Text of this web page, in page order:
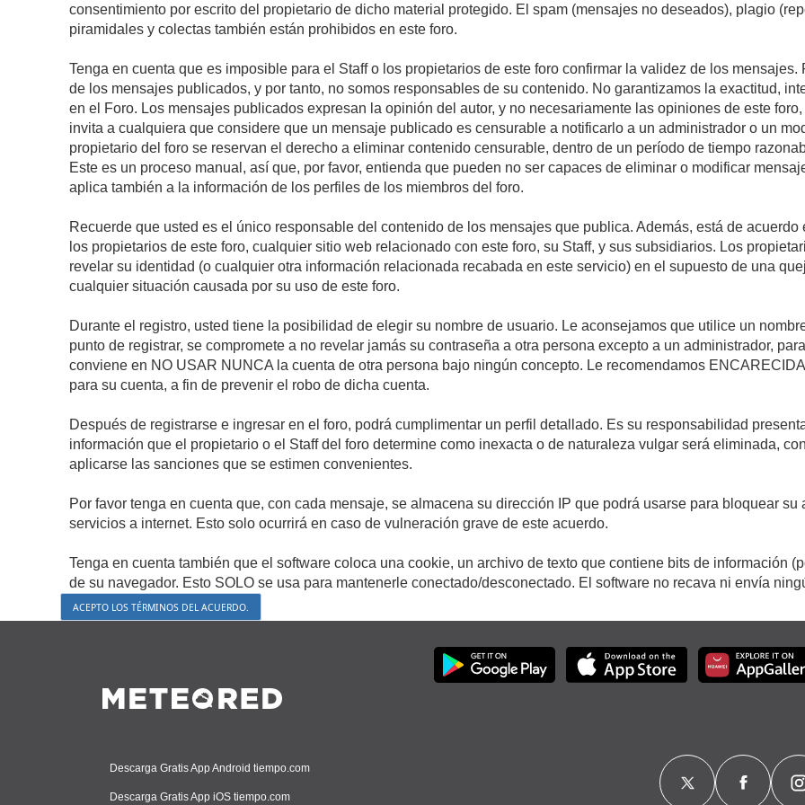
consentimiento por escrito del propietario de dicho material protegido. El spam (mensajes no deseados), plagio
piramidales y colectas también están prohibidos en este foro.
Tenga en cuenta que es imposible para el Staff o los propietarios de este foro confirmar la validez de los
de los mensajes publicados, y por tanto, no somos responsables de su contenido. No garantizamos la exactitud,
en el Foro. Los mensajes publicados expresan la opinión del autor, y no necesariamente las opiniones de este
invita a cualquiera que considere que un mensaje publicado es censurable a notificarlo a un administrador o un
propietario del foro se reservan el derecho a eliminar contenido censurable, dentro de un período de tiempo
Este es un proceso manual, así que, por favor, entienda que pueden no ser capaces de eliminar o modificar
aplica también a la información de los perfiles de los miembros del foro.
Recuerde que usted es el único responsable del contenido de los mensajes que publica. Además, está de
los propietarios de este foro, cualquier sitio web relacionado con este foro, su Staff, y sus subsidiarios. Los
revelar su identidad (o cualquier otra información relacionada recabada en este servicio) en el supuesto de una
cualquier situación causada por su uso de este foro.
Durante el registro, usted tiene la posibilidad de elegir su nombre de usuario. Le aconsejamos que utilice un
punto de registrar, se compromete a no revelar jamás su contraseña a otra persona excepto a un administrador,
conviene en NO USAR NUNCA la cuenta de otra persona bajo ningún concepto. Le recomendamos
para su cuenta, a fin de prevenir el robo de dicha cuenta.
Después de registrarse e ingresar en el foro, podrá cumplimentar un perfil detallado. Es su responsabilidad
información que el propietario o el Staff del foro determine como inexacta o de naturaleza vulgar será eliminada,
aplicarse las sanciones que se estimen convenientes.
Por favor tenga en cuenta que, con cada mensaje, se almacena su dirección IP que podrá usarse para bloquear
servicios a internet. Esto solo ocurrirá en caso de vulneración grave de este acuerdo.
Tenga en cuenta también que el software coloca una cookie, un archivo de texto que contiene bits de información
de su navegador. Esto SOLO se usa para mantenerle conectado/desconectado. El software no recava ni envía
Descarga Gratis App Android tiempo.com
Descarga Gratis App iOS tiempo.com